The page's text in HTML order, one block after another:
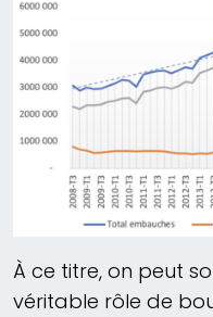
À ce titre, on peut
véritable rôle de